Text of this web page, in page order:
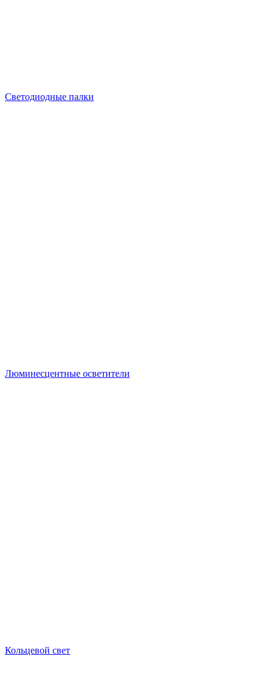
Светодиодные палки
Люминесцентные осветители
Кольцевой свет